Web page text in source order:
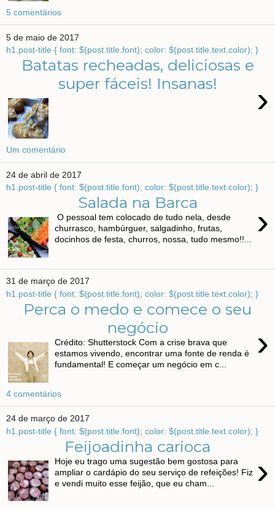
5 comentários
5 de maio de 2017
h1.post-title { font: $(post.title.font); color: $(post.title.text.color); }
Batatas recheadas, deliciosas e
super fáceis! Insanas!
›
Um comentário
24 de abril de 2017
h1.post-title { font: $(post.title.font); color: $(post.title.text.color); }
Salada na Barca ›
O pessoal tem colocado de tudo nela, desde
churrasco, hambúrguer, salgadinho, frutas,
docinhos de festa, churros, nossa, tudo mesmo!!...
31 de março de 2017
h1.post-title { font: $(post.title.font); color: $(post.title.text.color); }
Perca o medo e comece o seu
negócio
›
Crédito: Shutterstock Com a crise brava que
estamos vivendo, encontrar uma fonte de renda é
fundamental! E começar um negócio em c...
4 comentários
24 de março de 2017
h1.post-title { font: $(post.title.font); color: $(post.title.text.color); }
Feijoadinha carioca
›
Hoje eu trago uma sugestão bem gostosa para
ampliar o cardápio do seu serviço de refeições! Fiz
e vendi muito esse feijão, que eu cham...